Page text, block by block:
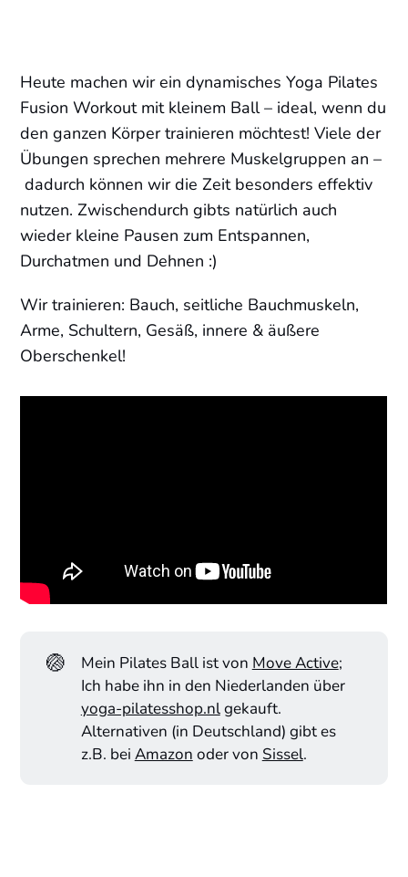
Heute machen wir ein dynamisches Yoga Pilates
Fusion Workout mit kleinem Ball – ideal, wenn du
den ganzen Körper trainieren möchtest! Viele der
Übungen sprechen mehrere Muskelgruppen an –
dadurch können wir die Zeit besonders effektiv
nutzen. Zwischendurch gibts natürlich auch
wieder kleine Pausen zum Entspannen,
Durchatmen und Dehnen :)
Wir trainieren: Bauch, seitliche Bauchmuskeln,
Arme, Schultern, Gesäß, innere & äußere
Oberschenkel!
🏐 Mein Pilates Ball ist von Move Active;
Ich habe ihn in den Niederlanden über
yoga-pilatesshop.nlgekauft.
Alternativen (in Deutschland) gibt es
z.B. bei Amazon oder von Sissel.